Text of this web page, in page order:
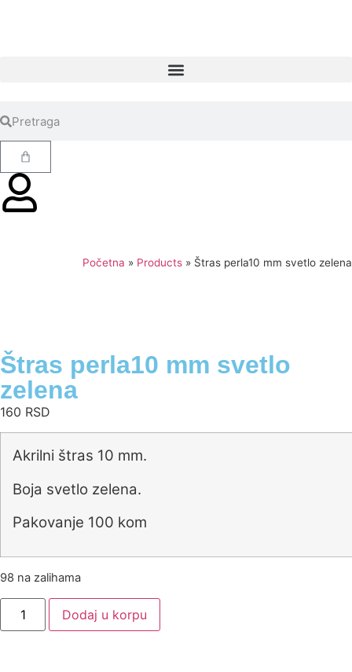
Početna » Products » Štras perla10 mm svetlo zelena
Štras perla10 mm svetlo
zelena
160 RSD
Akrilni štras 10 mm.
Boja svetlo zelena.
Pakovanje 100 kom
98 na zalihama
Dodaj u korpu